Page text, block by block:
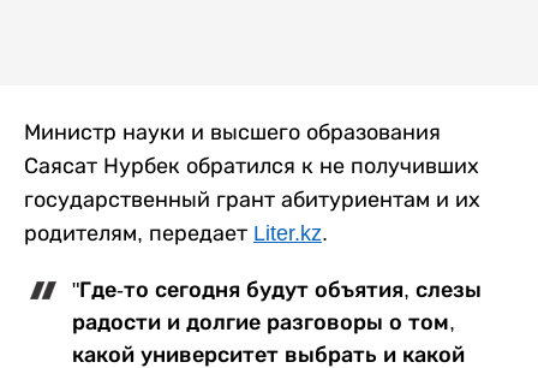
Министр науки и высшего образования
Саясат Нурбек обратился к не получивших
государственный грант абитуриентам и их
родителям, передает Liter.kz.
"Где-то сегодня будут объятия, слезы
радости и долгие разговоры о том,
какой университет выбрать и какой